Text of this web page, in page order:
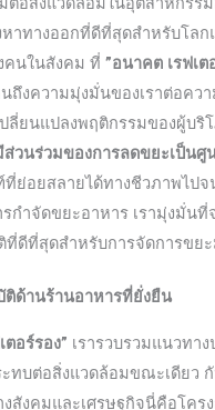
หาทางออกที่ดีที่สุดสําหรับโลก
คนในสังคม ที่”อนาคต เรฟเต
นถึงความมุ่งมั่นของเราต่อคว
ปลี่ยนแปลงพฤติกรรมของผู้บริ
ส่วนร่วมของการลดขยะเป็นศู
ย่อยสลายได้ทางชีวภาพไปจ
รกําจัดขยะอาหาร เรามุ่งมั่นที่
ที่ดีที่สุดสําหรับการจัดการขย
ติด้านร้านอาหารที่ยั่งยืน
ตอร์รอง” เรารวบรวมแนวทา
ะทบต่อสิ่งแวดล้อมขณะเดียว
สังคมและเศรษฐกิจนี่คือโคร